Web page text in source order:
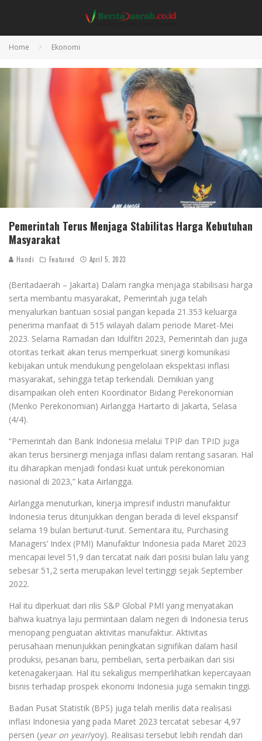
Home Ekonomi
Pemerintah Terus Menjaga Stabilitas Harga Kebutuhan
Masyarakat
Handi Featured April 5, 2023
(Beritadaerah – Jakarta) Dalam rangka menjaga stabilisasi harga
serta membantu masyarakat, Pemerintah juga telah
menyalurkan bantuan sosial pangan kepada 21.353 keluarga
penerima manfaat di 515 wilayah dalam periode Maret-Mei
2023. Selama Ramadan dan Idulfitri 2023, Pemerintah dan juga
otoritas terkait akan terus memperkuat sinergi komunikasi
kebijakan untuk mendukung pengelolaan ekspektasi inflasi
masyarakat, sehingga tetap terkendali. Demikian yang
disampaikan oleh enteri Koordinator Bidang Perekonomian
(Menko Perekonomian) Airlangga Hartarto di Jakarta, Selasa
(4/4).
“Pemerintah dan Bank Indonesia melalui TPIP dan TPID juga
akan terus bersinergi menjaga inflasi dalam rentang sasaran. Hal
itu diharapkan menjadi fondasi kuat untuk perekonomian
nasional di 2023,” kata Airlangga.
Airlangga menuturkan, kinerja impresif industri manufaktur
Indonesia terus ditunjukkan dengan berada di level ekspansif
selama 19 bulan berturut-turut. Sementara itu, Purchasing
Managers’ Index (PMI) Manufaktur Indonesia pada Maret 2023
mencapai level 51,9 dan tercatat naik dari posisi bulan lalu yang
sebesar 51,2 serta merupakan level tertinggi sejak September
2022.
Hal itu diperkuat dari rilis S&P Global PMI yang menyatakan
bahwa kuatnya laju permintaan dalam negeri di Indonesia terus
menopang penguatan aktivitas manufaktur. Aktivitas
perusahaan menunjukkan peningkatan signifikan dalam hasil
produksi, pesanan baru, pembelian, serta perbaikan dari sisi
ketenagakerjaan. Hal itu sekaligus memperlihatkan kepercayaan
bisnis terhadap prospek ekonomi Indonesia juga semakin tinggi.
Badan Pusat Statistik (BPS) juga telah merilis data realisasi
inflasi Indonesia yang pada Maret 2023 tercatat sebesar 4,97
persen (year on year/yoy). Realisasi tersebut lebih rendah dari